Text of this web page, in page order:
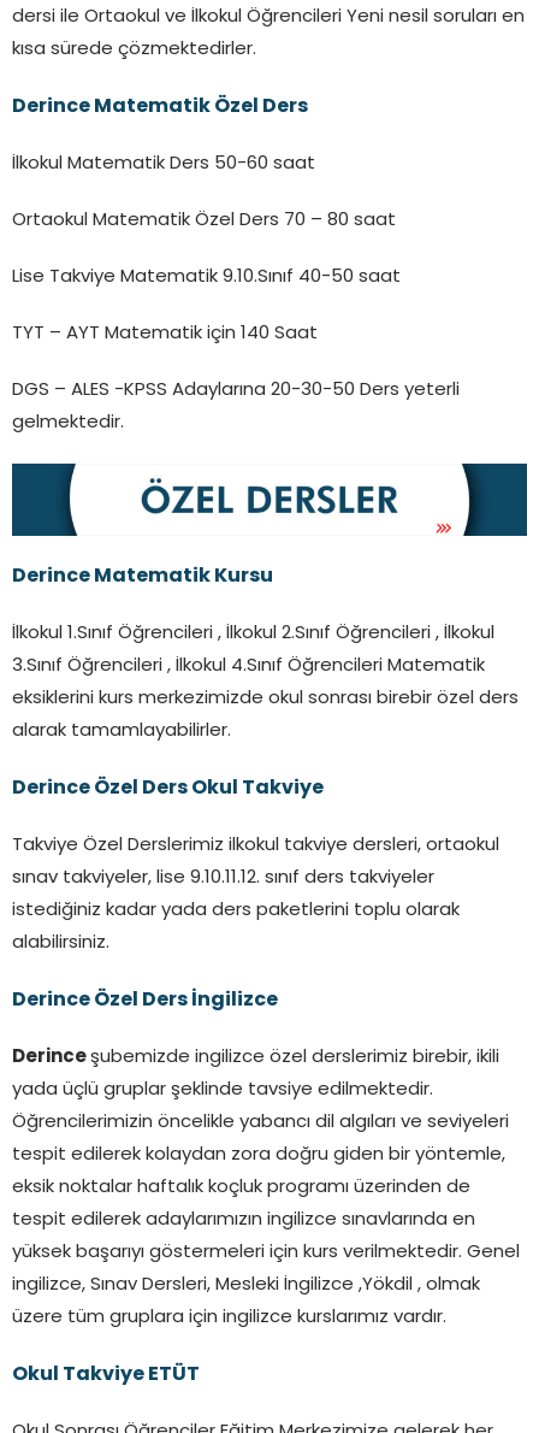
dersi ile Ortaokul ve İlkokul Öğrencileri Yeni nesil soruları en
kısa sürede çözmektedirler.
Derince Matematik Özel Ders
İlkokul Matematik Ders 50-60 saat
Ortaokul Matematik Özel Ders 70 – 80 saat
Lise Takviye Matematik 9.10.Sınıf 40-50 saat
TYT – AYT Matematik için 140 Saat
DGS – ALES -KPSS Adaylarına 20-30-50 Ders yeterli
gelmektedir.
Derince Matematik Kursu
İlkokul 1.Sınıf Öğrencileri , İlkokul 2.Sınıf Öğrencileri , İlkokul
3.Sınıf Öğrencileri , İlkokul 4.Sınıf Öğrencileri Matematik
eksiklerini kurs merkezimizde okul sonrası birebir özel ders
alarak tamamlayabilirler.
Derince Özel Ders Okul Takviye
Takviye Özel Derslerimiz ilkokul takviye dersleri, ortaokul
sınav takviyeler, lise 9.10.11.12. sınıf ders takviyeler
istediğiniz kadar yada ders paketlerini toplu olarak
alabilirsiniz.
Derince Özel Ders İngilizce
Derince şubemizde ingilizce özel derslerimiz birebir, ikili
yada üçlü gruplar şeklinde tavsiye edilmektedir.
Öğrencilerimizin öncelikle yabancı dil algıları ve seviyeleri
tespit edilerek kolaydan zora doğru giden bir yöntemle,
eksik noktalar haftalık koçluk programı üzerinden de
tespit edilerek adaylarımızın ingilizce sınavlarında en
yüksek başarıyı göstermeleri için kurs verilmektedir. Genel
ingilizce, Sınav Dersleri, Mesleki İngilizce ,Yökdil , olmak
üzere tüm gruplara için ingilizce kurslarımız vardır.
Okul Takviye ETÜT